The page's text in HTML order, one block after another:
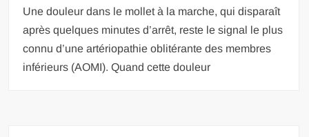
Une douleur dans le mollet à la marche, qui disparaît
après quelques minutes d’arrêt, reste le signal le plus
connu d’une artériopathie oblitérante des membres
inférieurs (AOMI). Quand cette douleur